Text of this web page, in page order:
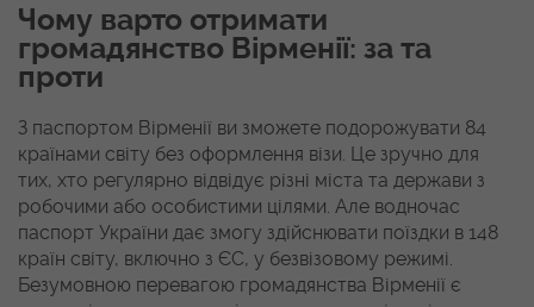
Чому варто отримати
громадянство Вірменії: за та
проти
З паспортом Вірменії ви зможете подорожувати 84
країнами світу без оформлення візи. Це зручно для
тих, хто регулярно відвідує різні міста та держави з
робочими або особистими цілями. Але водночас
паспорт України дає змогу здійснювати поїздки в 148
країн світу, включно з ЄС, у безвізовому режимі.
Безумовною перевагою громадянства Вірменії є